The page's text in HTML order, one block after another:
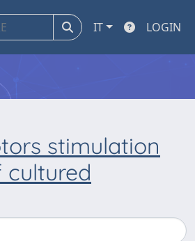
IT LOGIN
stimulation